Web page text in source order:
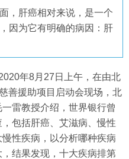
，肝癌相对来说，是一个
因为它有明确的病因：肝
年8月27日上午，在由北
善援助项目启动会现场，北
雷教授介绍，世界银行曾
包括肝癌、艾滋病、慢性
性疾病，以分析哪种疾病
结果发现，十大疾病排第